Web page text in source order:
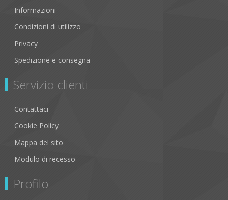
Informazioni
Condizioni di utilizzo
Privacy
Spedizione e consegna
Servizio clienti
Contattaci
Cookie Policy
Mappa del sito
Modulo di recesso
Profilo